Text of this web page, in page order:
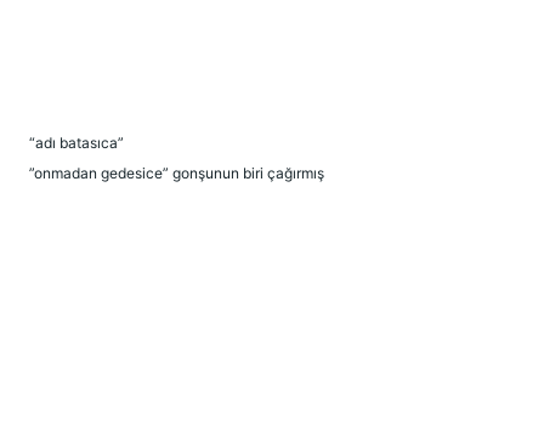
“adı batasıca”
”onmadan gedesice” gonşunun biri çağırmış